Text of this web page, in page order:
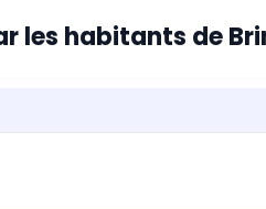
les habitants de